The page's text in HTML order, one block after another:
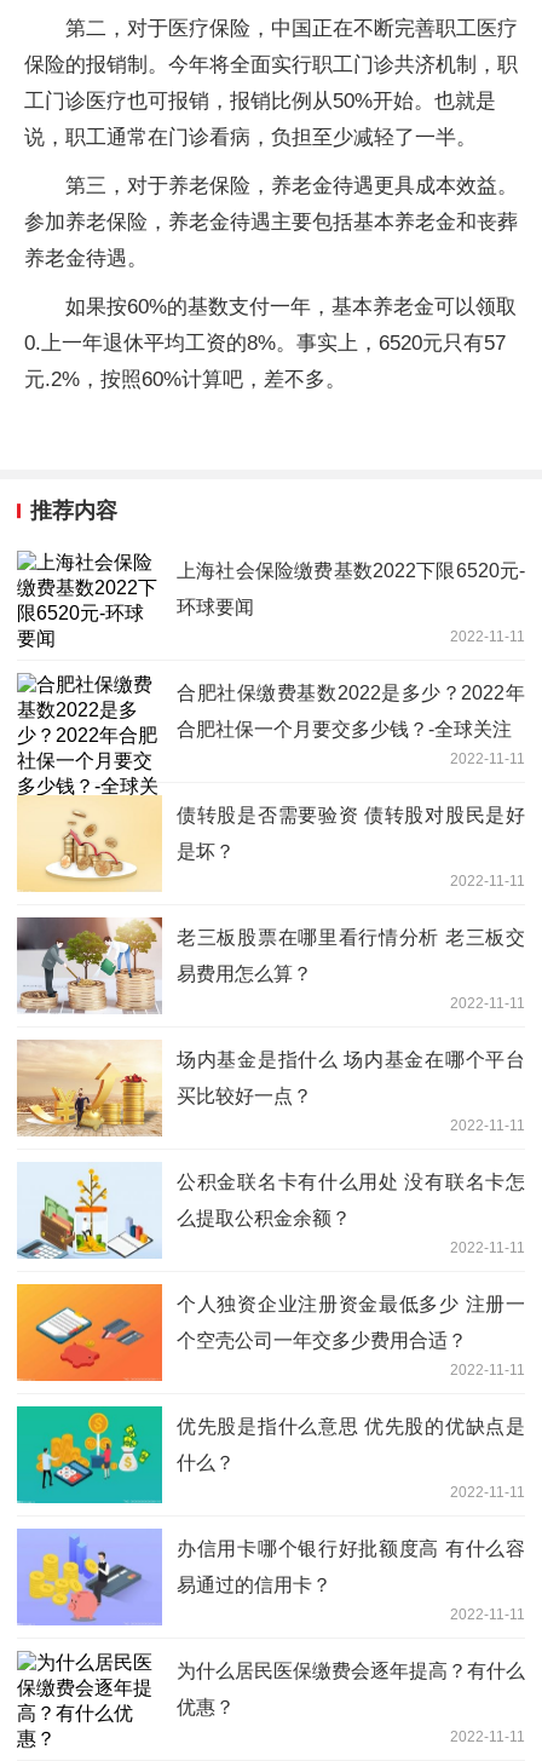
第二，对于医疗保险，中国正在不断完善职工医疗
保险的报销制。今年将全面实行职工门诊共济机制，职
工门诊医疗也可报销，报销比例从50%开始。也就是
说，职工通常在门诊看病，负担至少减轻了一半。
第三，对于养老保险，养老金待遇更具成本效益。
参加养老保险，养老金待遇主要包括基本养老金和丧葬
养老金待遇。
如果按60%的基数支付一年，基本养老金可以领取
0.上一年退休平均工资的8%。事实上，6520元只有57
元.2%，按照60%计算吧，差不多。
推荐内容
上海社会保险缴费基数2022下限6520元-
环球要闻
2022-11-11
合肥社保缴费基数2022是多少？2022年
合肥社保一个月要交多少钱？-全球关注
2022-11-11
债转股是否需要验资 债转股对股民是好
是坏？
2022-11-11
老三板股票在哪里看行情分析 老三板交
易费用怎么算？
2022-11-11
场内基金是指什么 场内基金在哪个平台
买比较好一点？
2022-11-11
公积金联名卡有什么用处 没有联名卡怎
么提取公积金余额？
2022-11-11
个人独资企业注册资金最低多少 注册一
个空壳公司一年交多少费用合适？
2022-11-11
优先股是指什么意思 优先股的优缺点是
什么？
2022-11-11
办信用卡哪个银行好批额度高 有什么容
易通过的信用卡？
2022-11-11
为什么居民医保缴费会逐年提高？有什么
优惠？
2022-11-11